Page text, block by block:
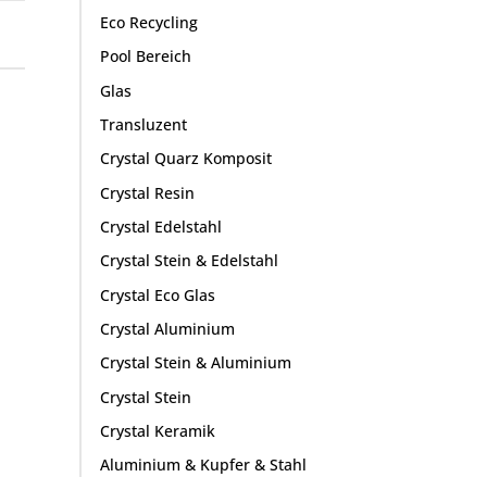
Eco Recycling
Pool Bereich
Glas
Transluzent
Crystal Quarz Komposit
Crystal Resin
Crystal Edelstahl
Crystal Stein & Edelstahl
Crystal Eco Glas
Crystal Aluminium
Crystal Stein & Aluminium
Crystal Stein
Crystal Keramik
Aluminium & Kupfer & Stahl